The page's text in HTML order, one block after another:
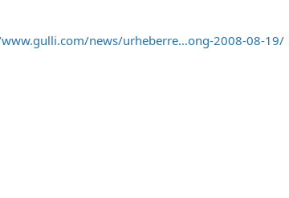
news/urheberre…ong-2008-08-19/